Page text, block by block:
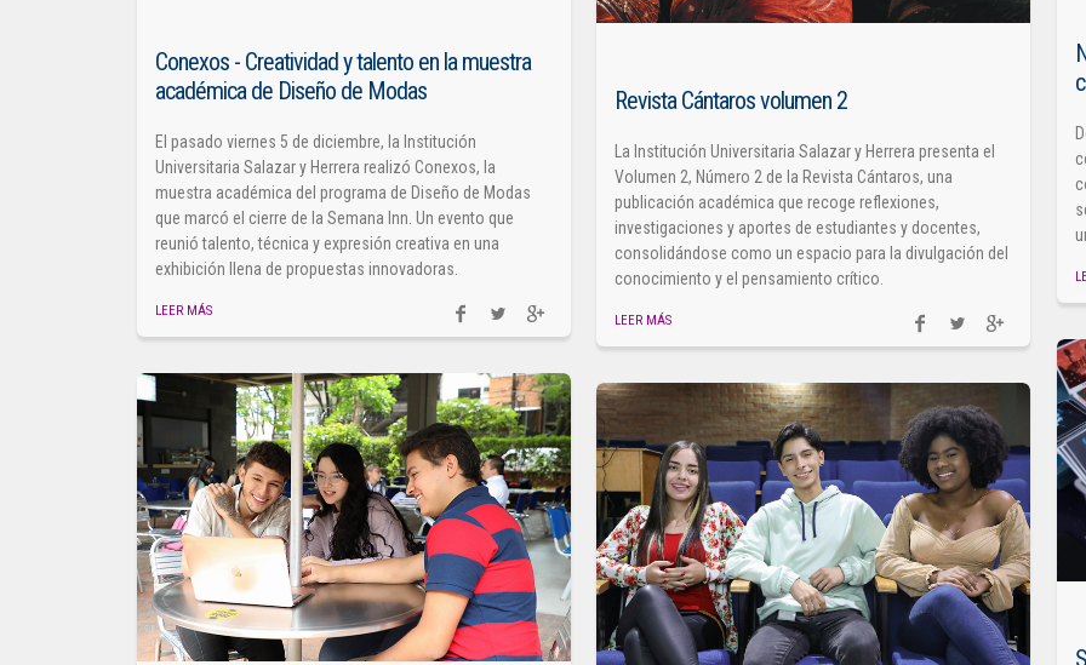
Revista Cántaros volumen 2
La Institución Universitaria Salazar y Herrera presenta el
Volumen 2, Número 2 de la Revista Cántaros, una
publicación académica que recoge reflexiones,
investigaciones y aportes de estudiantes y docentes,
consolidándose como un espacio para la divulgación del
conocimiento y el pensamiento crítico.
LEER MÁS
Conexos - Creatividad y talento en la muestra
académica de Diseño de Modas
El pasado viernes 5 de diciembre, la Institución
Universitaria Salazar y Herrera realizó Conexos, la
muestra académica del programa de Diseño de Modas
que marcó el cierre de la Semana Inn. Un evento que
reunió talento, técnica y expresión creativa en una
exhibición llena de propuestas innovadoras.
LEER MÁS